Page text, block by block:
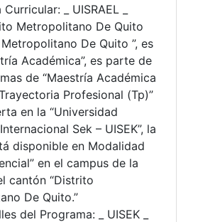
_ UISRAEL _
Metropolitano De Quito
De Quito ”, es
Académica”, es parte de
de “Maestría Académica
Profesional (Tp)”
en la “Universidad
Sek – UISEK”, la
disponible en Modalidad
en el campus de la
cantón “Distrito
De Quito.”
del Programa: _ UISEK _